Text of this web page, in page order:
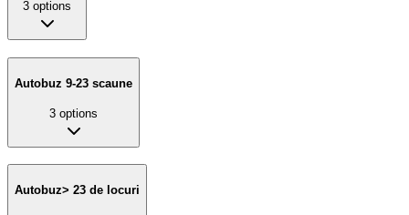
3 options
Autobuz 9-23 scaune
3 options
Autobuz> 23 de locuri